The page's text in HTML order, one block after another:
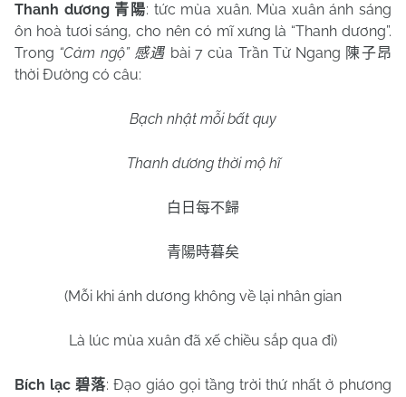
Thanh dương 青陽: tức mùa xuân. Mùa xuân ánh sáng
ôn hoà tươi sáng, cho nên có mĩ xưng là “Thanh dương”.
Trong “Cảm ngộ” 感遇 bài 7 của Trần Tử Ngang 陳子昂
thời Đường có câu:
Bạch nhật mỗi bất quy
Thanh dương thời mộ hĩ
白日每不歸
青陽時暮矣
(Mỗi khi ánh dương không về lại nhân gian
Là lúc mùa xuân đã xế chiều sắp qua đi)
Bích lạc 碧落: Đạo giáo gọi tầng trời thứ nhất ở phương